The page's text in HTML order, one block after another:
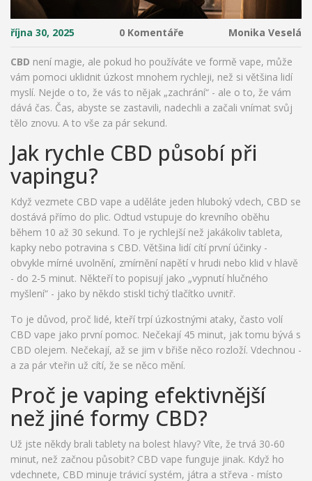
října 30, 2025 0 Komentáře Monika Veselá
CBD není magie, ale pokud ho používáte ve formě vape, může
vám pomoci uklidnit úzkost mnohem rychleji, než si většina lidí
myslí. Nejde o to, že vás to nějak „zachrání“ - ale o to, že vám
dává čas. Čas, abyste se zastavili, nadechli a začali vnímat svůj
tělo znovu. A to vše za pár sekund.
Jak rychle CBD působí při
vapingu?
Když vezmete CBD vape a uděláte jeden hluboký vdech, CBD se
dostává přímo do plic. Odtud vstupuje do krevního oběhu
během 10 až 30 sekund. To je rychlejší než jakákoliv tableta,
kapky nebo potravina s CBD. Většina lidí cítí první účinky -
obvykle mírné uvolnění, zmírnění napětí v hrudi nebo klid v hlavě
- do 2-5 minut. Někteří to popisují jako „vypnutí hlučného
myšlení“ - jako by někdo stiskl tichý tlačítko uvnitř.
To je důvod, proč lidé, kteří trpí úzkostnými ataky, často volí
CBD vape jako první pomoc. Nečekají 45 minut, jak tomu bývá s
CBD olejem. Nečekají, až se jim v břiše něco rozloží. Vdechnou -
a za pár vteřin už cítí, že se něco mění.
Proč je vaping efektivnější
než jiné formy CBD?
Už jste někdy brali tablety na bolest hlavy? Víte, že trvá 30-60
minut, než začnou působit? CBD vape funguje jinak. Když ho
vdechnete, CBD minuje trávicí systém, játra a střeva - místo